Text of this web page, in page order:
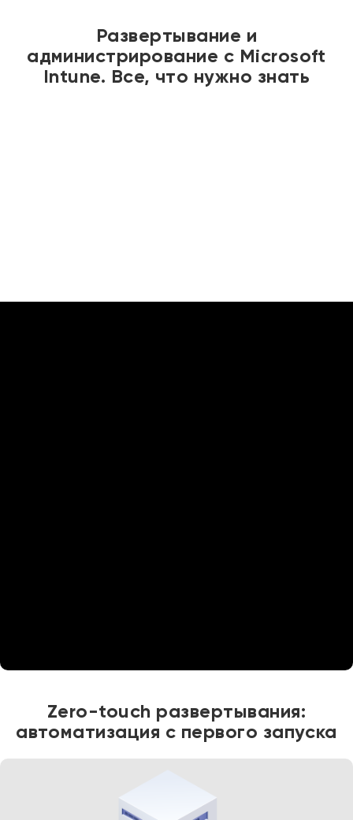
Развертывание и
администрирование с Microsoft
Intune. Все, что нужно знать
Zero-touch развертывания:
автоматизация с первого запуска